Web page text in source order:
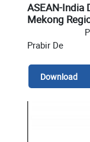
ASEAN-India
Mekong
Prabir De
Download